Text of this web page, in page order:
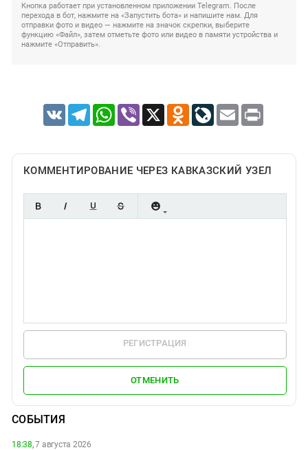
Кнопка работает при установленном приложении Telegram. После
перехода в бот, нажмите на «Запустить бота» и напишите нам. Для
отправки фото и видео — нажмите на значок скрепки, выберите
функцию «Файл», затем отметьте фото или видео в памяти устройства и
нажмите «Отправить».
VK TelegramWhatsApp
Viber X Odnoklassniki
LiveJournal
Email Print
КОММЕНТИРОВАНИЕ ЧЕРЕЗ КАВКАЗСКИЙ УЗЕЛ
РЕГИСТРАЦИЯ
ОТМЕНИТЬ
СОБЫТИЯ
18:38,7 августа 2026